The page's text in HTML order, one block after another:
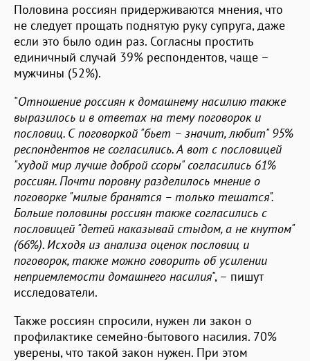
Половина россиян придерживаются мнения, что
не следует прощать поднятую руку супруга, даже
если это было один раз. Согласны простить
единичный случай 39% респондентов, чаще –
мужчины (52%).
"Отношение россиян к домашнему насилию также
выразилось и в ответах на тему поговорок и
пословиц. С поговоркой "бьет – значит, любит" 95%
респондентов не согласились. А вот с пословицей
"худой мир лучше доброй ссоры" согласились 61%
россиян. Почти поровну разделилось мнение о
поговорке "милые бранятся – только тешатся".
Больше половины россиян также согласились с
пословицей "детей наказывай стыдом, а не кнутом"
(66%). Исходя из анализа оценок пословиц и
поговорок, также можно говорить об усилении
неприемлемости домашнего насилия", – пишут
исследователи.
Также россиян спросили, нужен ли закон о
профилактике семейно-бытового насилия. 70%
уверены, что такой закон нужен. При этом